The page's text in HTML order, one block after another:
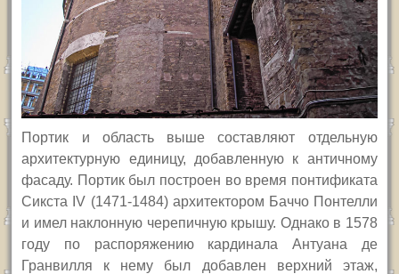
Портик и область выше составляют отдельную
архитектурную единицу, добавленную к античному
фасаду. Портик был построен во время понтификата
Сикста IV (1471-1484) архитектором Баччо Понтелли
и имел наклонную черепичную крышу. Однако в 1578
году по распоряжениюкардинала Антуана де
Гранвилля к нему был добавлен верхний этаж,